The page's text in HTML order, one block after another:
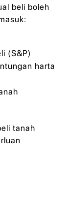
beli boleh
(S&P)
harta
tanah